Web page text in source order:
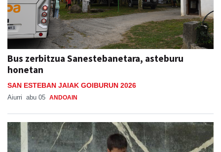
Bus zerbitzua Sanestebanetara, asteburu
honetan
SAN ESTEBAN JAIAK GOIBURUN 2026
Aiurri abu 05 ANDOAIN